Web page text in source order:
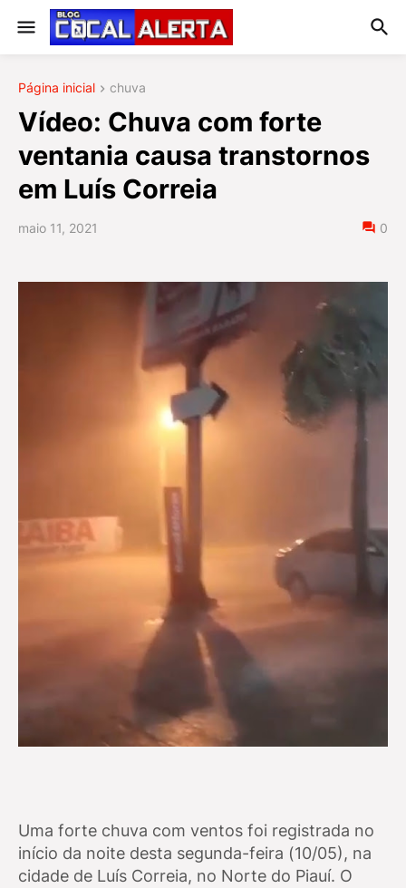
Página inicial chuva
Vídeo: Chuva com forte
ventania causa transtornos
em Luís Correia
maio 11, 2021 0
Uma forte chuva com ventos foi registrada no
início da noite desta segunda-feira (10/05), na
cidade de Luís Correia, no Norte do Piauí. O